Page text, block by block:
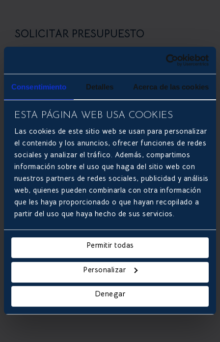
Consentimiento Detalles Acerca de las cookies
ESTA PÁGINA WEB USA COOKIES
Las cookies de este sitio web se usan para personalizar
el contenido y los anuncios, ofrecer funciones de redes
sociales y analizar el tráfico. Además, compartimos
información sobre el uso que haga del sitio web con
nuestros partners de redes sociales, publicidad y análisis
web, quienes pueden combinarla con otra información
que les haya proporcionado o que hayan recopilado a
partir del uso que haya hecho de sus servicios.
Permitir todas
Personalizar
Denegar
SOLICITAR PRESUPUESTO
términos y condiciones